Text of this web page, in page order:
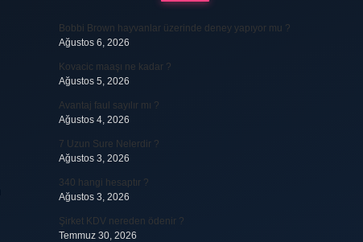
Bobbi Brown hayvanlar üzerinde deney yapıyor mu ?
Ağustos 6, 2026
Kovacic maaşı ne kadar ?
Ağustos 5, 2026
Avantaj faul sayılır mı ?
Ağustos 4, 2026
7 Uzun Sure Nelerdir ?
Ağustos 3, 2026
340 hangi hesaptır ?
Ağustos 3, 2026
Şirket KDV nereden ödenir ?
Temmuz 30, 2026